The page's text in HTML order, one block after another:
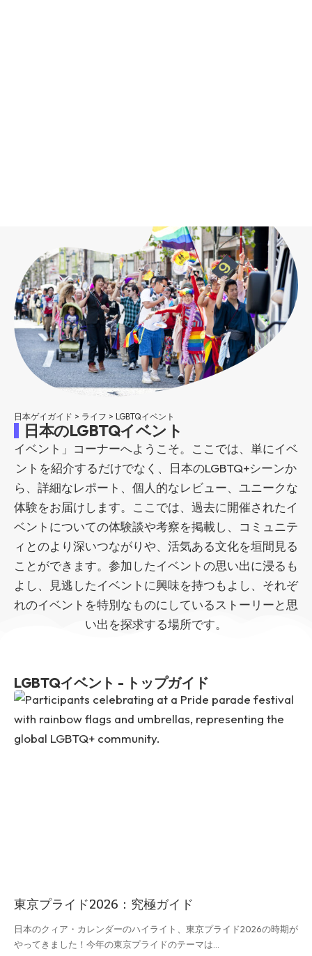
日本ゲイガイド > ライフ > LGBTQイベント
日本のLGBTQイベント
イベント」コーナーへようこそ。ここでは、単にイベ
ントを紹介するだけでなく、日本のLGBTQ+シーンか
ら、詳細なレポート、個人的なレビュー、ユニークな
体験をお届けします。ここでは、過去に開催されたイ
ベントについての体験談や考察を掲載し、コミュニテ
ィとのより深いつながりや、活気ある文化を垣間見る
ことができます。参加したイベントの思い出に浸るも
よし、見逃したイベントに興味を持つもよし、それぞ
れのイベントを特別なものにしているストーリーと思
い出を探求する場所です。
LGBTQイベント - トップガイド
東京プライド2026：究極ガイド
日本のクィア・カレンダーのハイライト、東京プライド2026の時期が
やってきました！今年の東京プライドのテーマは…